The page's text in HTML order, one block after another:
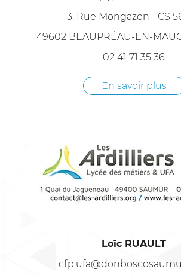
3, Rue Mongazon - CS
49602 BEAUPRÉAU-EN-
02 41 71 35 36
En savoir plus
Loïc RUAULT